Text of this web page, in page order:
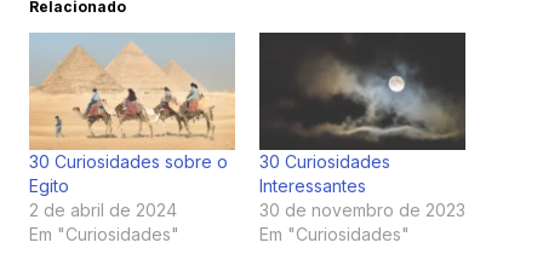
Relacionado
30 Curiosidades sobre o
Egito
2 de abril de 2024
Em "Curiosidades"
30 Curiosidades
Interessantes
30 de novembro de 2023
Em "Curiosidades"